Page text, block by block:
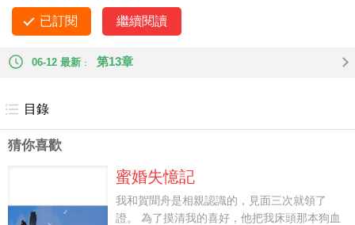
已訂閱 繼續閱讀
06-12 最新 第13章
目錄
猜你喜歡
蜜婚失憶記
我和賀聞舟是相親認識的，見面三次就領了
證。 為了摸清我的喜好，他把我床頭那本狗血